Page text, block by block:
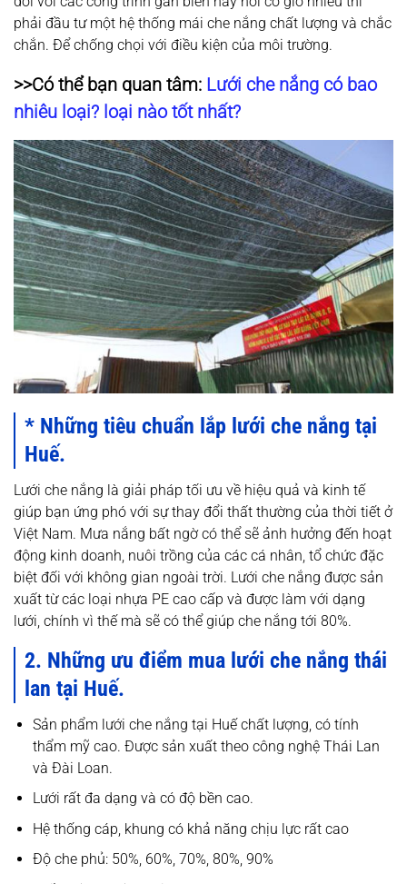
phải đầu tư một hệ thống mái che nắng chất lượng và chắc
chắn. Để chống chọi với điều kiện của môi trường.
>>Có thể bạn quan tâm: Lưới che nắng có bao
nhiêu loại? loại nào tốt nhất?
* Những tiêu chuẩn lắp lưới che nắng tại
Huế.
Lưới che nắng là giải pháp tối ưu về hiệu quả và kinh tế
giúp bạn ứng phó với sự thay đổi thất thường của thời tiết ở
Việt Nam. Mưa nắng bất ngờ có thể sẽ ảnh hưởng đến hoạt
động kinh doanh, nuôi trồng của các cá nhân, tổ chức đặc
biệt đối với không gian ngoài trời. Lưới che nắng được sản
xuất từ các loại nhựa PE cao cấp và được làm với dạng
lưới, chính vì thế mà sẽ có thể giúp che nắng tới 80%.
2. Những ưu điểm mua lưới che nắng thái
lan tại Huế.
Sản phẩm lưới che nắng tại Huế chất lượng, có tính
thẩm mỹ cao. Được sản xuất theo công nghệ Thái Lan
và Đài Loan.
Lưới rất đa dạng và có độ bền cao.
Hệ thống cáp, khung có khả năng chịu lực rất cao
Độ che phủ: 50%, 60%, 70%, 80%, 90%